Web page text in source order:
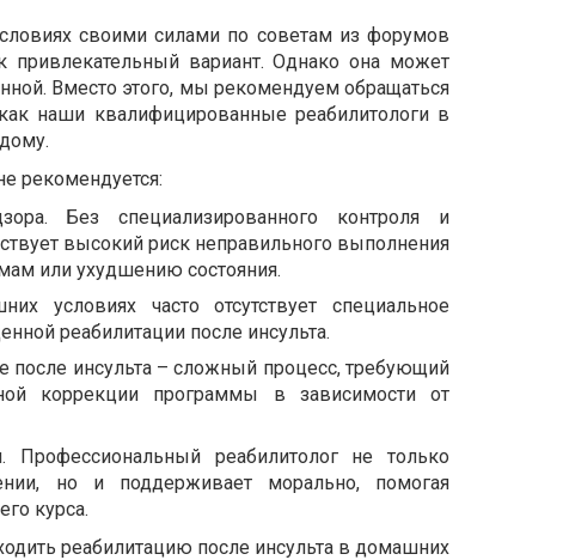
своими силами по советам из форумов
привлекательный вариант. Однако она может
Вместо этого, мы рекомендуем обращаться
наши квалифицированные реабилитологи в
рекомендуется:
Без специализированного контроля и
высокий риск неправильного выполнения
или ухудшению состояния.
условиях часто отсутствует специальное
реабилитации после инсульта.
после инсульта – сложный процесс, требующий
коррекции программы в зависимости от
Профессиональный реабилитолог не только
но и поддерживает морально, помогая
курса.
реабилитацию после инсульта в домашних